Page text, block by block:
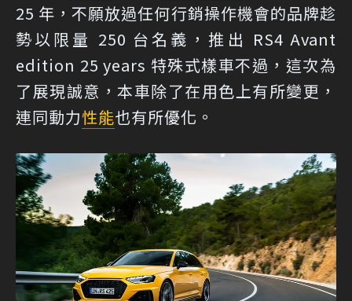
25 年，不願放過任何行銷操作機會的品牌趁
勢以限量 250 台名義，推出 RS4 Avant
edition 25 years 特殊式樣車不過，這次為
了展現誠意，本車除了在用色上有所變更，
連同動力性能也有所優化。